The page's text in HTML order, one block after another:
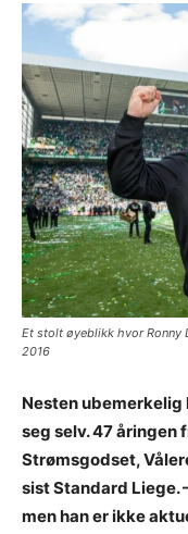
Et stolt øyeblikk hvor Ronny
2016
Nesten ubemerkelig
seg selv. 47 åringen
Strømsgodset,
sist Standard Liege.
men han er ikke